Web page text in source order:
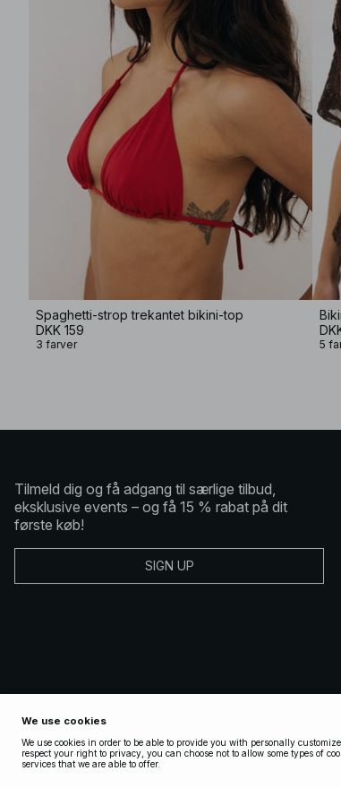
Spaghetti-strop trekantet bikini-top
DKK 159
3 farver 5
Tilmeld dig og få adgang til særlige tilbud,
eksklusive events – og få 15 % rabat på dit
første køb!
SIGN UP